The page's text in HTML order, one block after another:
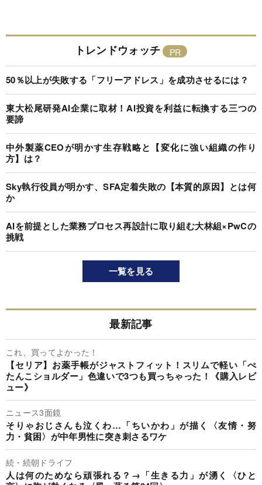
トレンドウォッチ
50％以上が失敗する「フリーアドレス」を成功させるには？
東大松尾研発AI企業に取材！AI投資を利益に転換する三つの
要諦
中外製薬CEOが明かす生存戦略と【変化に強い組織の作り
方】は？
Sky執行役員が明かす、SFA定着失敗の【本質的原因】とは何
か
AIを前提とした業務プロセス再設計に取り組む大林組×PwCの
挑戦
一覧を見る
最新記事
これ、買ってよかった！
【セリア】お薬手帳がジャストフィット！スリムで軽い「ぺ
たんこショルダー」色違いで3つも買っちゃった！《購入レビ
ュー》
ニュース3面鏡
そりゃおじさんも泣くわ…「ちいかわ」が描く〈友情・努
力・貧困〉が中年男性に突き刺さるワケ
続・続朝ドライフ
人は何のためなら頑張れる？→「生きる力」が湧く〈ひと